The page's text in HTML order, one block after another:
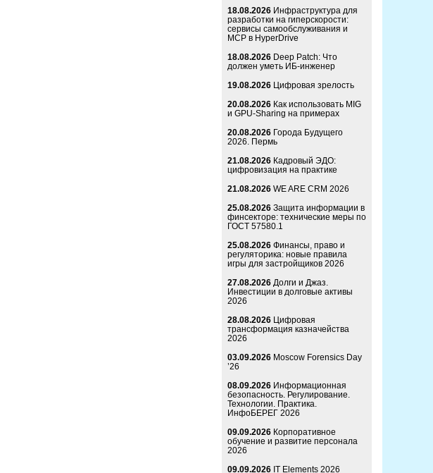
18.08.2026 Инфраструктура для
разработки на гиперскорости:
сервисы самообслуживания и
MCP в HyperDrive
18.08.2026 Deep Patch: Что
должен уметь ИБ-инженер
19.08.2026 Цифровая зрелость
20.08.2026 Как использовать MIG
и GPU-Sharing на примерах
20.08.2026 Города Будущего
2026. Пермь
21.08.2026 Кадровый ЭДО:
цифровизация на практике
21.08.2026 WE ARE CRM 2026
25.08.2026 Защита информации в
финсекторе: технические меры по
ГОСТ 57580.1
25.08.2026 Финансы, право и
регуляторика: новые правила
игры для застройщиков 2026
27.08.2026 Долги и Джаз.
Инвестиции в долговые активы
2026
28.08.2026 Цифровая
трансформация казначейства
2026
03.09.2026 Moscow Forensics Day
’26
08.09.2026 Информационная
безопасность. Регулирование.
Технологии. Практика.
ИнфоБЕРЕГ 2026
09.09.2026 Корпоративное
обучение и развитие персонала
2026
09.09.2026 IT Elements 2026